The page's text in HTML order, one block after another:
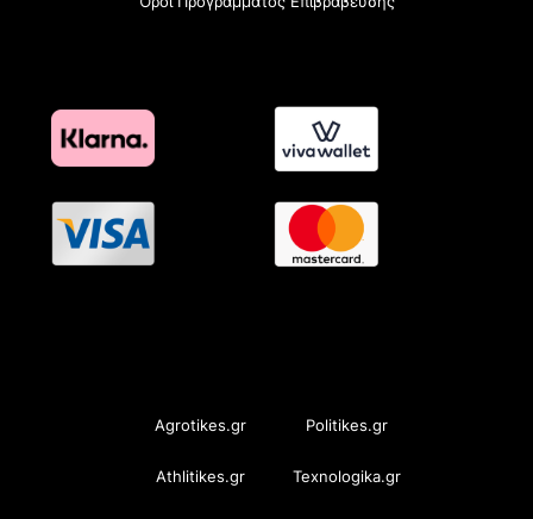
Agrotikes.gr Politikes.gr
Athlitikes.gr Texnologika.gr